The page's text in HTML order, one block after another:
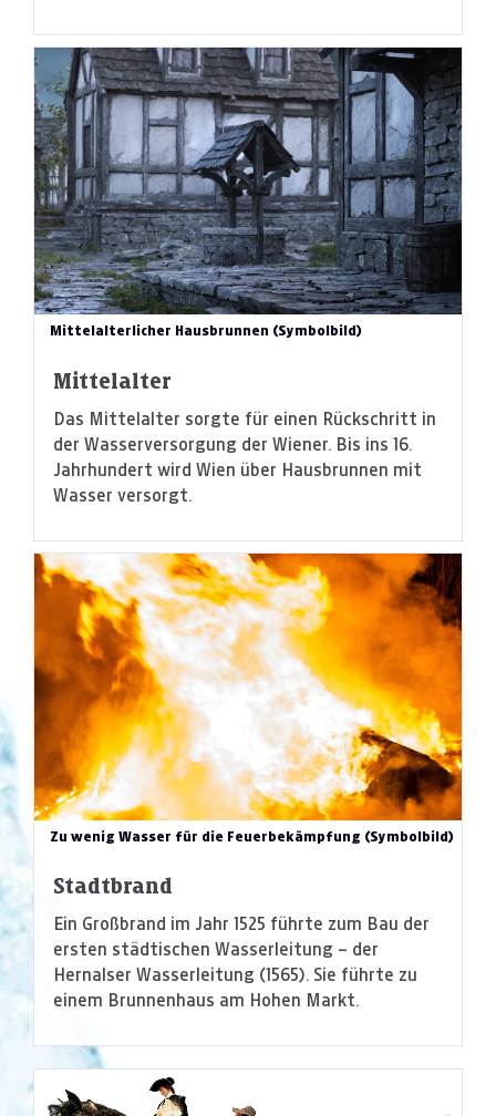
Mittelalterlicher Hausbrunnen (Symbolbild)
Mittelalter
Das Mittelalter sorgte für einen Rückschritt in
der Wasserversorgung der Wiener. Bis ins 16.
Jahrhundert wird Wien über Hausbrunnen mit
Wasser versorgt.
Zu wenig Wasser für die Feuerbekämpfung (Symbolbild)
Stadtbrand
Ein Großbrand im Jahr 1525 führte zum Bau der
ersten städtischen Wasserleitung – der
Hernalser Wasserleitung (1565). Sie führte zu
einem Brunnenhaus am Hohen Markt.